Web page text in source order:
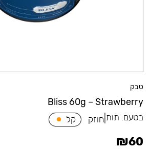
טבק
Bliss 60g – Strawberry
בטעם: תות חוזק קל
₪60